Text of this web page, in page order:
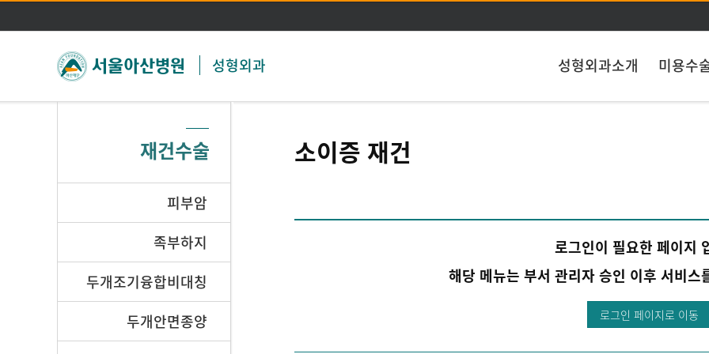
주메뉴 바로가기
본문 바로가기
성형외과 성형외과소개 미용수
재건수술
피부암
족부하지
두개조기융합비대칭
두개안면종양
소이증 재건
로그인이 필요한 페이지
해당 메뉴는 부서 관리자 승인 이후 서비스
로그인 페이지로 이동